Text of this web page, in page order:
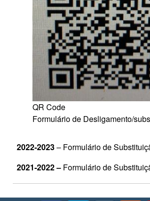
QR Code
Formulário de Desligamento/
2022-2023– Formulário de
2021-2022 – Formulário de